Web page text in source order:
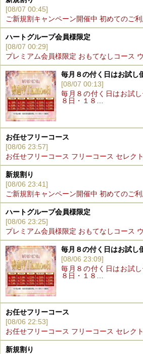
[08/07 00:45]
ご新規割キャンペーン開催中 初めてのご
ハートグループ会員様限定
[08/07 00:29]
プレミアム会員様限定 おもてなしコース
毎月８の付く日はお試し
[08/07 00:13]
毎月８の付く日はお試
８日・１８…
お任せフリーコース
[08/06 23:57]
お任せフリーコース フリーコース セレク
新規割り
[08/06 23:41]
ご新規割キャンペーン開催中 初めてのご
ハートグループ会員様限定
[08/06 23:25]
プレミアム会員様限定 おもてなしコース
毎月８の付く日はお試し
[08/06 23:09]
毎月８の付く日はお試
８日・１８…
お任せフリーコース
[08/06 22:53]
お任せフリーコース フリーコース セレク
新規割り